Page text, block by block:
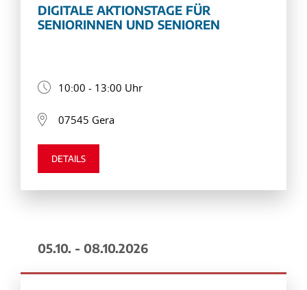
DIGITALE AKTIONSTAGE FÜR
SENIORINNEN UND SENIOREN
10:00 - 13:00 Uhr
07545 Gera
DETAILS
05.10. - 08.10.2026